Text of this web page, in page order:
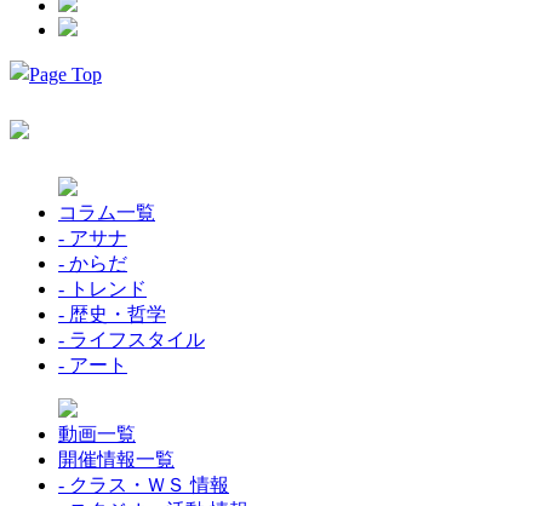
コラム一覧
- アサナ
- からだ
- トレンド
- 歴史・哲学
- ライフスタイル
- アート
動画一覧
開催情報一覧
- クラス・ＷＳ 情報